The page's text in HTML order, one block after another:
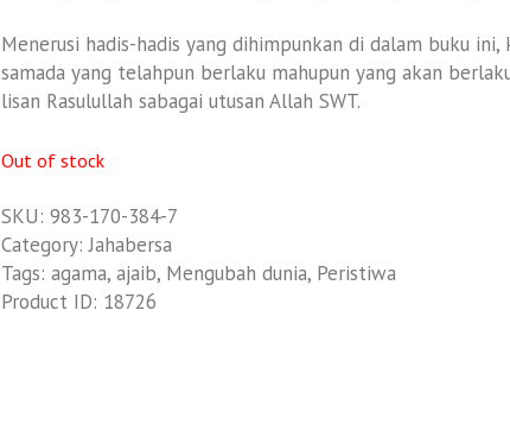
Menerusi hadis-hadis yang dihimpunkan di dalam buku
samada yang telahpun berlaku mahupun yang akan
lisan Rasulullah sabagai utusan Allah SWT.
Out of stock
SKU: 983-170-384-7
Category:Jahabersa
Tags: agama, ajaib, Mengubah dunia, Peristiwa
Product ID: 18726